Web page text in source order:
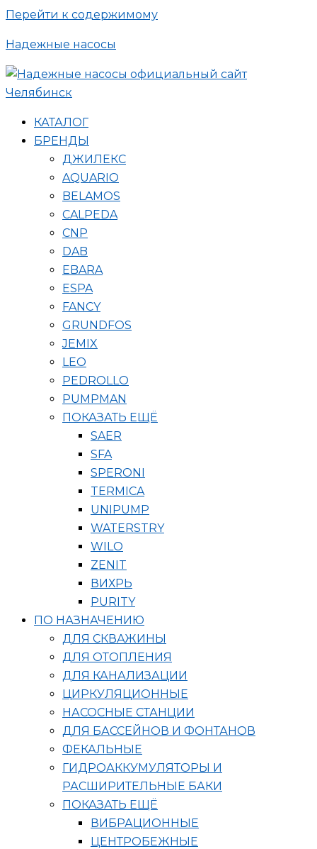
Перейти к содержимому
Надежные насосы
КАТАЛОГ
БРЕНДЫ
ДЖИЛЕКС
AQUARIO
BELAMOS
CALPEDA
CNP
DAB
EBARA
ESPA
FANCY
GRUNDFOS
JEMIX
LEO
PEDROLLO
PUMPMAN
ПОКАЗАТЬ ЕЩЁ
SAER
SFA
SPERONI
TERMICA
UNIPUMP
WATERSTRY
WILO
ZENIT
ВИХРЬ
PURITY
ПО НАЗНАЧЕНИЮ
ДЛЯ СКВАЖИНЫ
ДЛЯ ОТОПЛЕНИЯ
ДЛЯ КАНАЛИЗАЦИИ
ЦИРКУЛЯЦИОННЫЕ
НАСОСНЫЕ СТАНЦИИ
ДЛЯ БАССЕЙНОВ И ФОНТАНОВ
ФЕКАЛЬНЫЕ
ГИДРОАККУМУЛЯТОРЫ И
РАСШИРИТЕЛЬНЫЕ БАКИ
ПОКАЗАТЬ ЕЩЁ
ВИБРАЦИОННЫЕ
ЦЕНТРОБЕЖНЫЕ